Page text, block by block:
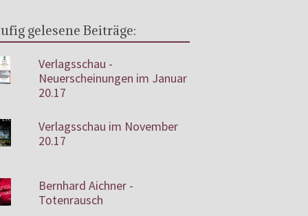
gelesene Beiträge:
Verlagsschau -
Neuerscheinungen im Januar
20.17
Verlagsschau im November
20.17
Bernhard Aichner -
Totenrausch